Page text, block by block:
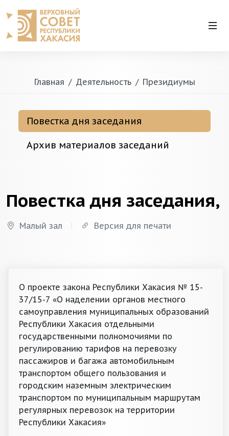
Главная Деятельность Президиумы
Повестка дня заседания
Архив материалов заседаний
Повестка дня заседания,
Малый зал Версия для печати
О проекте закона Республики Хакасия № 15-
37/15-7 «О наделении органов местного
самоуправления муниципальных образований
Республики Хакасия отдельными
государственными полномочиями по
регулированию тарифов на перевозку
пассажиров и багажа автомобильным
транспортом общего пользования и
городским наземным электрическим
транспортом по муниципальным маршрутам
регулярных перевозок на территории
Республики Хакасия»